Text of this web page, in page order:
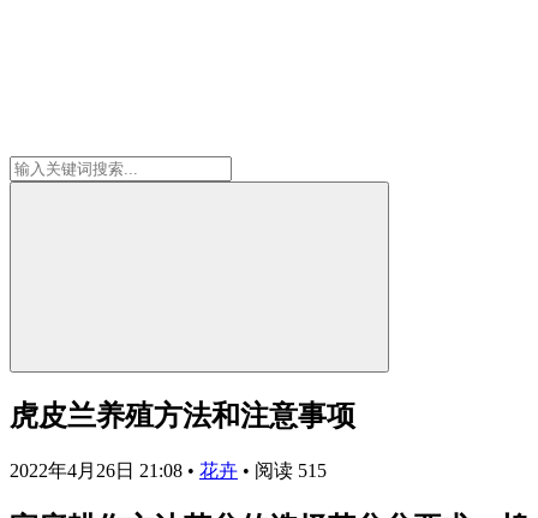
虎皮兰养殖方法和注意事项
2022年4月26日 21:08 • 花卉 • 阅读 515